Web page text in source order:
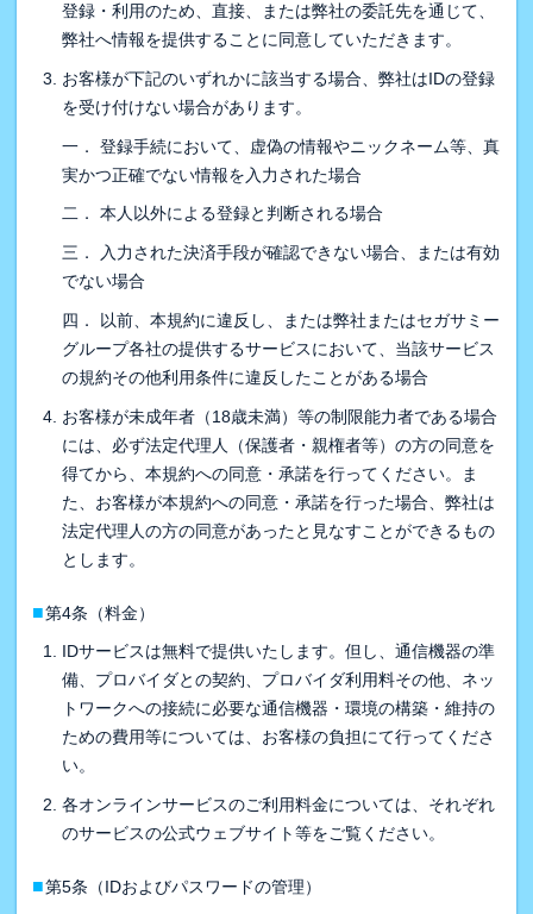
登録・利用のため、直接、または弊社の委託先を通じて、
弊社へ情報を提供することに同意していただきます。
お客様が下記のいずれかに該当する場合、弊社はIDの登録
を受け付けない場合があります。
一． 登録手続において、虚偽の情報やニックネーム等、真
実かつ正確でない情報を入力された場合
二． 本人以外による登録と判断される場合
三． 入力された決済手段が確認できない場合、または有効
でない場合
四． 以前、本規約に違反し、または弊社またはセガサミー
グループ各社の提供するサービスにおいて、当該サービス
の規約その他利用条件に違反したことがある場合
お客様が未成年者（18歳未満）等の制限能力者である場合
には、必ず法定代理人（保護者・親権者等）の方の同意を
得てから、本規約への同意・承諾を行ってください。ま
た、お客様が本規約への同意・承諾を行った場合、弊社は
法定代理人の方の同意があったと見なすことができるもの
とします。
■第4条（料金）
IDサービスは無料で提供いたします。但し、通信機器の準
備、プロバイダとの契約、プロバイダ利用料その他、ネッ
トワークへの接続に必要な通信機器・環境の構築・維持の
ための費用等については、お客様の負担にて行ってくださ
い。
各オンラインサービスのご利用料金については、それぞれ
のサービスの公式ウェブサイト等をご覧ください。
■第5条（IDおよびパスワードの管理）